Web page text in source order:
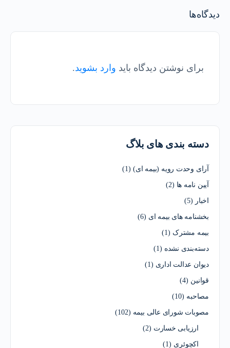
دیدگاه‌ها
برای نوشتن دیدگاه باید وارد بشوید.
دسته بندی های بلاگ
آرای وحدت رویه (بیمه ای)(1)
آیین نامه ها (2)
اخبار (5)
بخشنامه های بیمه ای (6)
بیمه مشترک (1)
دسته‌بندی نشده (1)
دیوان عدالت اداری (1)
قوانین (4)
مصاحبه (10)
مصوبات شورای عالی بیمه (102)
ارزیابی خسارت (2)
اکچوئری (1)